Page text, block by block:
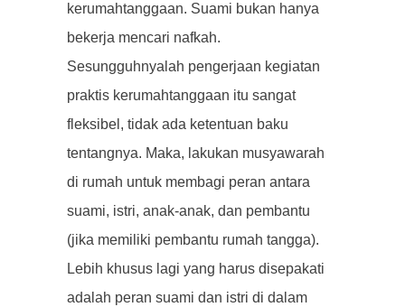
kerumahtanggaan. Suami bukan hanya
bekerja mencari nafkah.
Sesungguhnyalah pengerjaan kegiatan
praktis kerumahtanggaan itu sangat
fleksibel, tidak ada ketentuan baku
tentangnya. Maka, lakukan musyawarah
di rumah untuk membagi peran antara
suami, istri, anak-anak, dan pembantu
(jika memiliki pembantu rumah tangga).
Lebih khusus lagi yang harus disepakati
adalah peran suami dan istri di dalam